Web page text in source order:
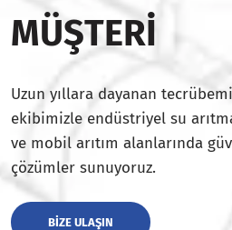
MÜŞTERI
Uzun yıllara dayanan
ekibimizle endüstriyel su
ve mobil arıtım alanlarında
çözümler sunuyoruz.
BIZE ULAŞIN